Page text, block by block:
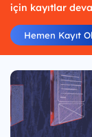
için kayıtlar
Hemen Kayıt Ol